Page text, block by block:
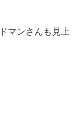
マンさんも見上